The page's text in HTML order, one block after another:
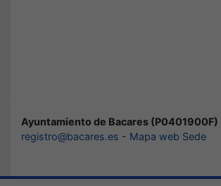
Ayuntamiento de Bacares (P0401900F)
registro@bacares.es - Mapa web Sede